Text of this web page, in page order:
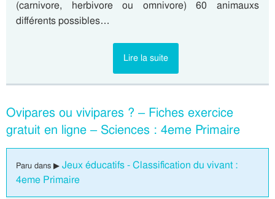
(carnivore, herbivore ou omnivore) 60 animauxs
différents possibles…
Lire la suite
Ovipares ou vivipares ? – Fiches exercice
gratuit en ligne – Sciences : 4eme Primaire
Paru dans ▶ Jeux éducatifs - Classification du vivant :
4eme Primaire